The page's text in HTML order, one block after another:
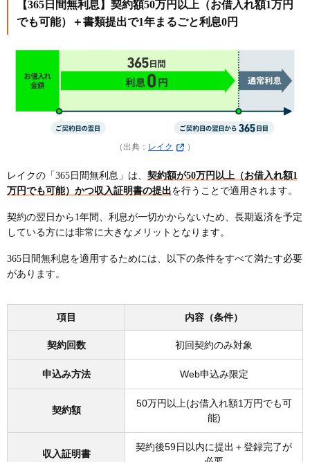
【365日間無利息】契約額50万円以上（お借入れ額1万円
でも可能）＋書類提出で1年まるごと利息0円
（出典： レイク ）
レイクの「365日間無利息」は、 契約額が50万円以上（お借入れ額1
万円でも可能）かつ収入証明書の提出を行うことで適用されます。
契約の翌日から1年間、利息が一切かからないため、長期返済を予定
している方には非常に大きなメリットとなります。
365日間無利息を適用するためには、以下の条件をすべて満たす必要
があります。
項目 内容（条件）
契約回数 初回契約のみ対象
申込み方法 Web申込み限定
契約額
50万円以上(お借入れ額1万円でも可
能)
収入証明書
契約後59日以内に提出＋登録完了が